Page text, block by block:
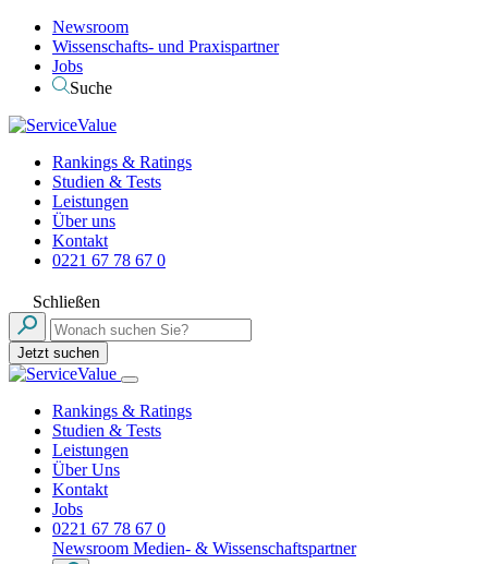
Newsroom
Wissenschafts- und Praxispartner
Jobs
Suche
Rankings & Ratings
Studien & Tests
Leistungen
Über uns
Kontakt
0221 67 78 67 0
Schließen
Jetzt suchen
Rankings & Ratings
Studien & Tests
Leistungen
Über Uns
Kontakt
Jobs
0221 67 78 67 0
Newsroom Medien- & Wissenschaftspartner